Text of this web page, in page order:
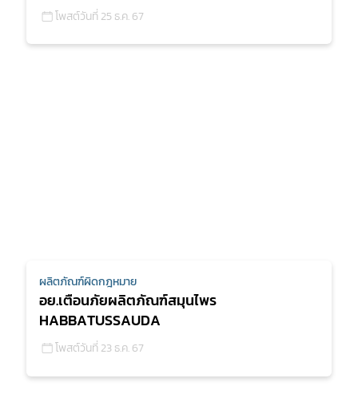
โพสต์วันที่ 25 ธ.ค. 67
ผลิตภัณฑ์ผิดกฎหมาย
อย.เตือนภัยผลิตภัณฑ์สมุนไพร
HABBATUSSAUDA
โพสต์วันที่ 23 ธ.ค. 67